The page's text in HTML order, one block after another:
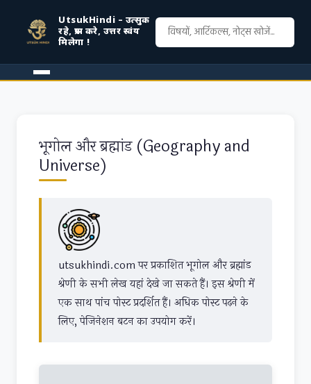
UtsukHindi – उत्सुक
रहे, प्रश्न करे, उत्तर स्वंय
मिलेगा !
भूगोल और ब्रह्मांड (Geography and
Universe)
utsukhindi.com पर प्रकाशित भूगोल और ब्रह्मांड
श्रेणी के सभी लेख यहां देखे जा सकते हैं। इस श्रेणी में
एक साथ पांच पोस्ट प्रदर्शित हैं। अधिक पोस्ट पढ़ने के
लिए, पेजिनेशन बटन का उपयोग करें।